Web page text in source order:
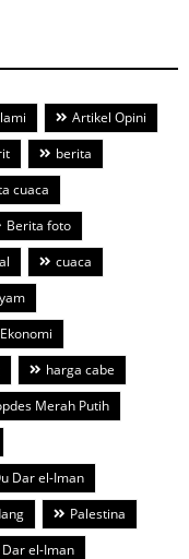
Artikel Opini
berita
cuaca
Berita foto
cuaca
Ekonomi
harga cabe
Merah Putih
Dar el-Iman
Palestina
el-Iman